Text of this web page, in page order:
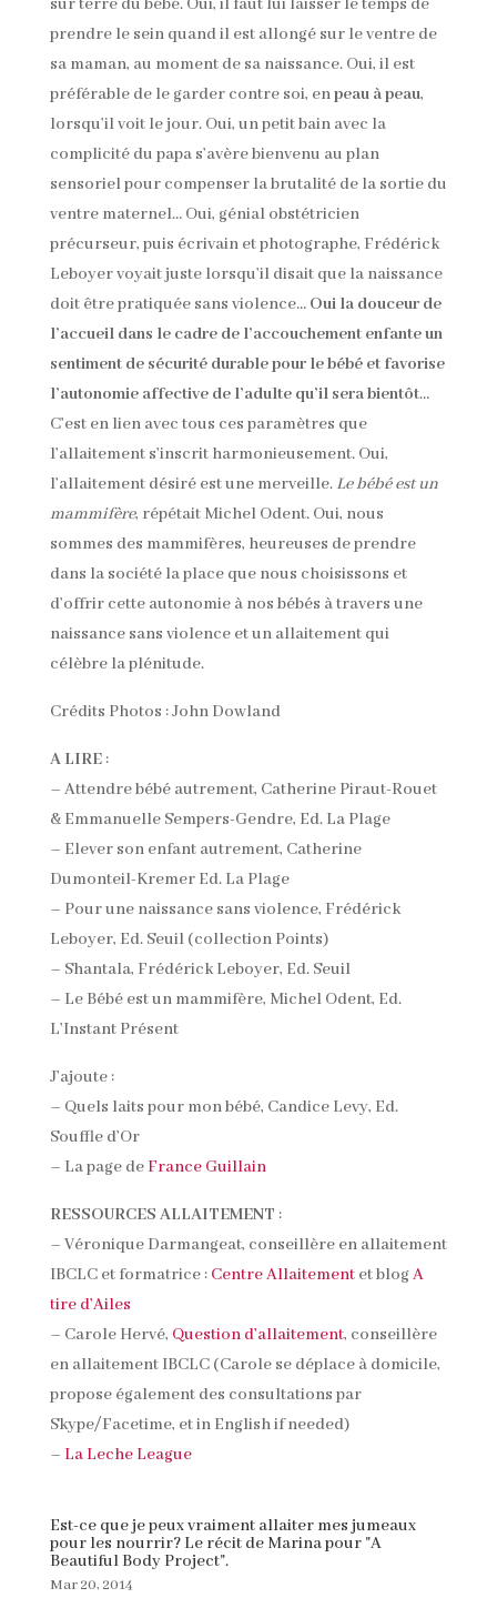
sur terre du bébé. Oui, il faut lui laisser le temps de
prendre le sein quand il est allongé sur le ventre de
sa maman, au moment de sa naissance. Oui, il est
préférable de le garder contre soi, enpeau à peau,
lorsqu’il voit le jour. Oui, un petit bain avec la
complicité du papa s’avère bienvenu au plan
sensoriel pour compenser la brutalité de la sortie du
ventre maternel… Oui, génial obstétricien
précurseur, puis écrivain et photographe, Frédérick
Leboyer voyait juste lorsqu’il disait que la naissance
doit être pratiquée sans violence… Oui la douceur de
l’accueil dans le cadre de l’accouchement enfante un
sentiment de sécurité durable pour le bébé et favorise
l’autonomie affective de l’adulte qu’il sera bientôt…
C’est en lien avec tous ces paramètres que
l’allaitement s’inscrit harmonieusement. Oui,
l’allaitement désiré est une merveille.Le bébé est un
mammifère, répétait Michel Odent. Oui, nous
sommes des mammifères, heureuses de prendre
dans la société la place que nous choisissons et
d’offrir cette autonomie à nos bébés à travers une
naissance sans violence et un allaitement qui
célèbre la plénitude.
Crédits Photos : John Dowland
A LIRE:
– Attendre bébé autrement, Catherine Piraut-Rouet
& Emmanuelle Sempers-Gendre, Ed. La Plage
– Elever son enfant autrement, Catherine
Dumonteil-Kremer Ed. La Plage
– Pour une naissance sans violence, Frédérick
Leboyer, Ed. Seuil (collection Points)
– Shantala, Frédérick Leboyer, Ed. Seuil
– Le Bébé est un mammifère, Michel Odent, Ed.
L’Instant Présent
J’ajoute :
– Quels laits pour mon bébé, Candice Levy, Ed.
Souffle d’Or
– La page deFrance Guillain
RESSOURCES ALLAITEMENT :
– Véronique Darmangeat, conseillère en allaitement
IBCLC et formatrice : Centre Allaitementet blogA
tire d’Ailes
– Carole Hervé, Question d’allaitement, conseillère
en allaitement IBCLC (Carole se déplace à domicile,
propose également des consultations par
Skype/Facetime, et in English if needed)
– La Leche League
Est-ce que je peux vraiment allaiter mes jumeaux
pour les nourrir? Le récit de Marina pour "A
Beautiful Body Project".
Mar 20, 2014